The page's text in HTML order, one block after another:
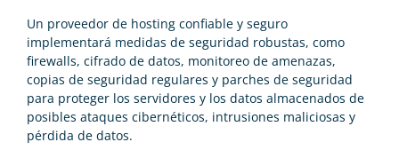
Un proveedor de hosting confiable y seguro
implementará medidas de seguridad robustas, como
firewalls, cifrado de datos, monitoreo de amenazas,
copias de seguridad regulares y parches de seguridad
para proteger los servidores y los datos almacenados de
posibles ataques cibernéticos, intrusiones maliciosas y
pérdida de datos.